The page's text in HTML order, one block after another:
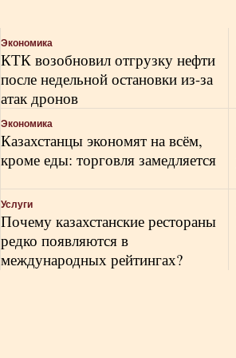
Экономика
КТК возобновил отгрузку нефти
после недельной остановки из-за
атак дронов
Экономика
Казахстанцы экономят на всём,
кроме еды: торговля замедляется
Услуги
Почему казахстанские рестораны
редко появляются в
международных рейтингах?